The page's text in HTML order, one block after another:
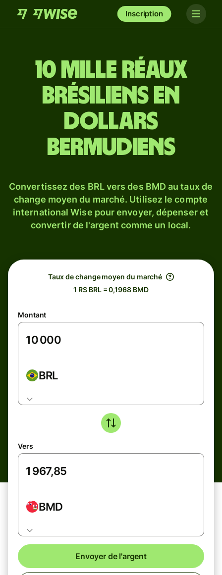
Inscription
10 mille réaux
brésiliens en
dollars
bermudiens
Convertissez des BRL vers des BMD au taux de
change moyen du marché. Utilisez le compte
international Wise pour envoyer, dépenser et
convertir de l'argent comme un local.
Taux de change moyen du marché
1 R$ BRL = 0,1968 BMD
Montant
BRL
Vers
BMD
Envoyer de l'argent